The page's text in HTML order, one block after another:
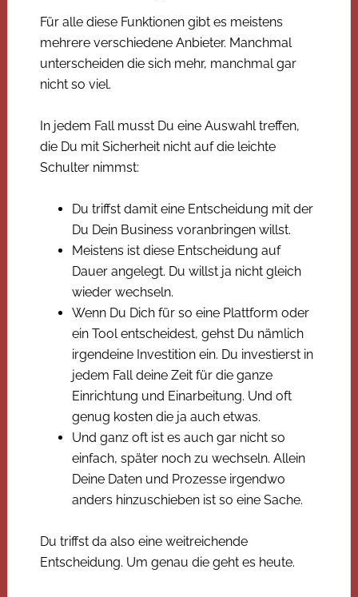
Für alle diese Funktionen gibt es meistens
mehrere verschiedene Anbieter. Manchmal
unterscheiden die sich mehr, manchmal gar
nicht so viel.
In jedem Fall musst Du eine Auswahl treffen,
die Du mit Sicherheit nicht auf die leichte
Schulter nimmst:
Du triffst damit eine Entscheidung mit der
Du Dein Business voranbringen willst.
Meistens ist diese Entscheidung auf
Dauer angelegt. Du willst ja nicht gleich
wieder wechseln.
Wenn Du Dich für so eine Plattform oder
ein Tool entscheidest, gehst Du nämlich
irgendeine Investition ein. Du investierst in
jedem Fall deine Zeit für die ganze
Einrichtung und Einarbeitung. Und oft
genug kosten die ja auch etwas.
Und ganz oft ist es auch gar nicht so
einfach, später noch zu wechseln. Allein
Deine Daten und Prozesse irgendwo
anders hinzuschieben ist so eine Sache.
Du triffst da also eine weitreichende
Entscheidung. Um genau die geht es heute.